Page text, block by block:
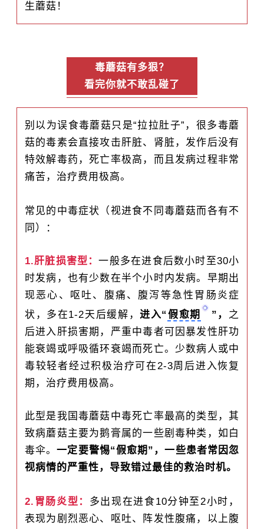
生蘑菇！
毒蘑菇有多狠？
看完你就不敢乱碰了
别以为误食毒蘑菇只是“拉拉肚子”，很多毒蘑
菇的毒素会直接攻击肝脏、肾脏，发作后没有
特效解毒药，死亡率极高，而且发病过程非常
痛苦，治疗费用极高。
常见的中毒症状（视进食不同毒蘑菇而各有不
同）：
1.肝脏损害型：一般多在进食后数小时至30小
时发病，也有少数在半个小时内发病。早期出
现恶心、呕吐、腹痛、腹泻等急性胃肠炎症
状，多在1-2天后缓解，进入“假愈期 ”， 之
后进入肝损害期，严重中毒者可因暴发性肝功
能衰竭或呼吸循环衰竭而死亡。少数病人或中
毒较轻者经过积极治疗可在2-3周后进入恢复
期，治疗费用极高。
此型是我国毒蘑菇中毒死亡率最高的类型，其
致病蘑菇主要为鹅膏属的一些剧毒种类，如白
毒伞。一定要警惕“假愈期”，一些患者常因忽
视病情的严重性，导致错过最佳的救治时机。
2.胃肠炎型： 多出现在进食10分钟至2小时，
表现为剧烈恶心、呕吐、阵发性腹痛，以上腹